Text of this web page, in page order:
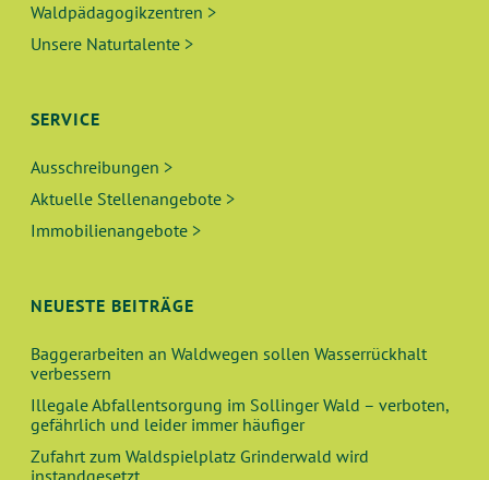
Waldpädagogikzentren >
Unsere Naturtalente >
SERVICE
Ausschreibungen >
Aktuelle Stellenangebote >
Immobilienangebote >
NEUESTE BEITRÄGE
Baggerarbeiten an Waldwegen sollen Wasserrückhalt
verbessern
Illegale Abfallentsorgung im Sollinger Wald – verboten,
gefährlich und leider immer häufiger
Zufahrt zum Waldspielplatz Grinderwald wird